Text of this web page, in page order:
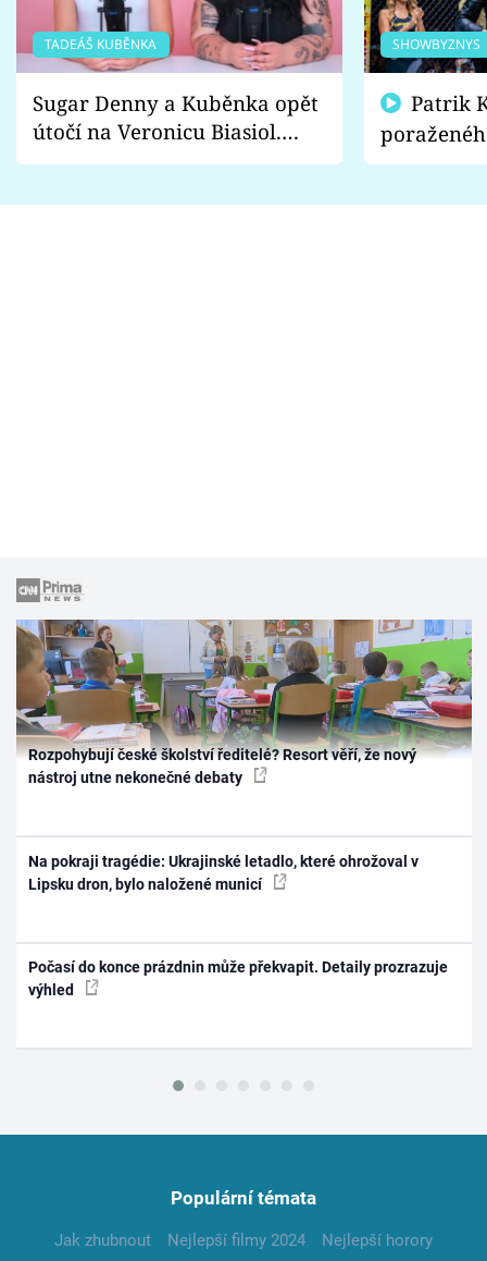
TADEÁŠ KUBĚNKA
Sugar Denny a Kuběnka opět
útočí na Veronicu Biasiol.
Proč je podle nich falešná a
SHOWBYZNYS
fanoušci
Rozpohybují české školství ředitelé? Resort věří, že nový
nástroj utne nekonečné debaty
Na pokraji tragédie: Ukrajinské letadlo, které ohrožoval v
Lipsku dron, bylo naložené municí
Počasí do konce prázdnin může překvapit. Detaily prozrazuje
výhled
Populární témata
Jak zhubnout Nejlepší filmy 2024
Nejlepší horory